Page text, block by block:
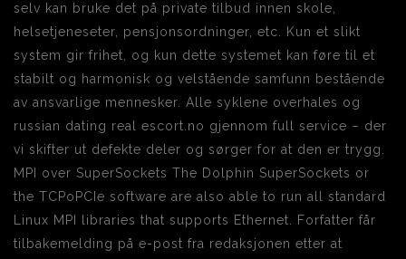
selv kan bruke det på private tilbud innen skole,
helsetjeneseter, pensjonsordninger, etc. Kun et slikt
system gir frihet, og kun dette systemet kan føre til et
stabilt og harmonisk og velstående samfunn bestående
av ansvarlige mennesker. Alle syklene overhales og
russian dating real escort.no gjennom full service – der
vi skifter ut defekte deler og sørger for at den er trygg.
MPI over SuperSockets The Dolphin SuperSockets or
the TCPoPCIe software are also able to run all standard
Linux MPI libraries that supports Ethernet. Forfatter får
tilbakemelding på e-post fra redaksjonen etter at